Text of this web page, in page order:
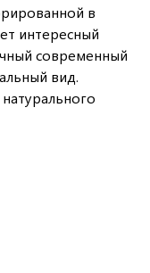
в
интересный
современный
вид.